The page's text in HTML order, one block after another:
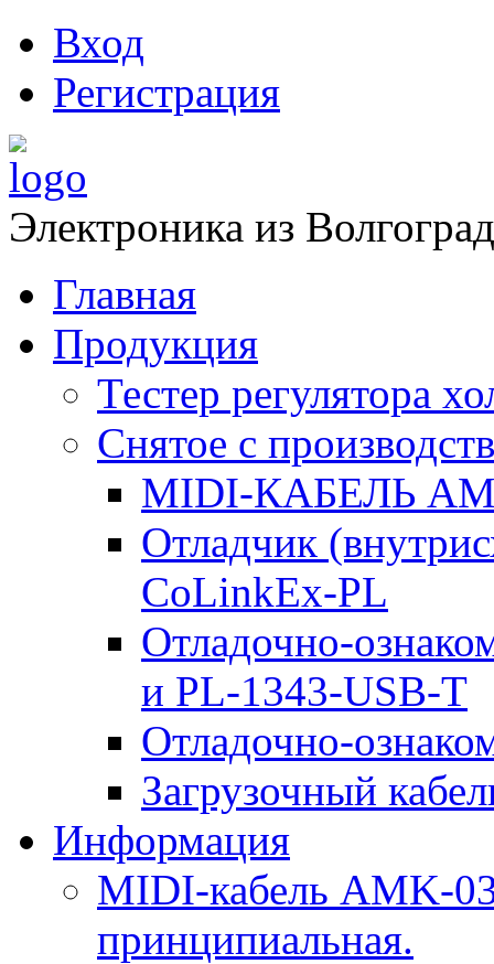
Вход
Регистрация
Электроника из
Главная
Продукция
Тестер регулятора
Снятое с
MIDI-КАБЕЛЬ
Отладчик
CoLinkEx-PL
Отладочно-
и PL-1343-USB-T
Отладочно-
Загрузочный
Информация
MIDI-кабель AMK-
принципиальная.